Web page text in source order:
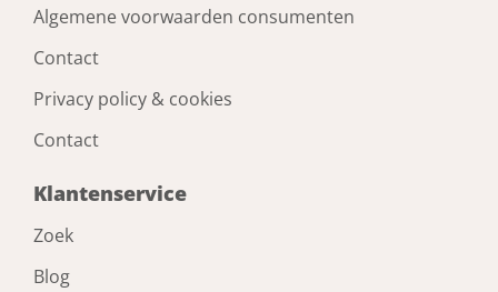
Algemene voorwaarden consumenten
Contact
Privacy policy & cookies
Contact
Klantenservice
Zoek
Blog